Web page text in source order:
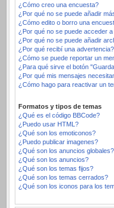
¿Cómo creo una encuesta?
¿Por qué no se puede añadir
¿Cómo edito o borro una
¿Por qué no se puede acceder
¿Por qué no se puede añadir
¿Por qué recibí una advertencia?
¿Cómo se puede reportar un
¿Para qué sirve el botón
¿Por qué mis mensajes
¿Cómo hago para reactivar un
Formatos y tipos de temas
¿Qué es el código BBCode?
¿Puedo usar HTML?
¿Qué son los emoticonos?
¿Puedo publicar imagenes?
¿Qué son los anuncios globales?
¿Qué son los anuncios?
¿Qué son los temas fijos?
¿Qué son los temas cerrados?
¿Qué son los iconos para los